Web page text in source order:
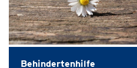
Behindertenhilfe